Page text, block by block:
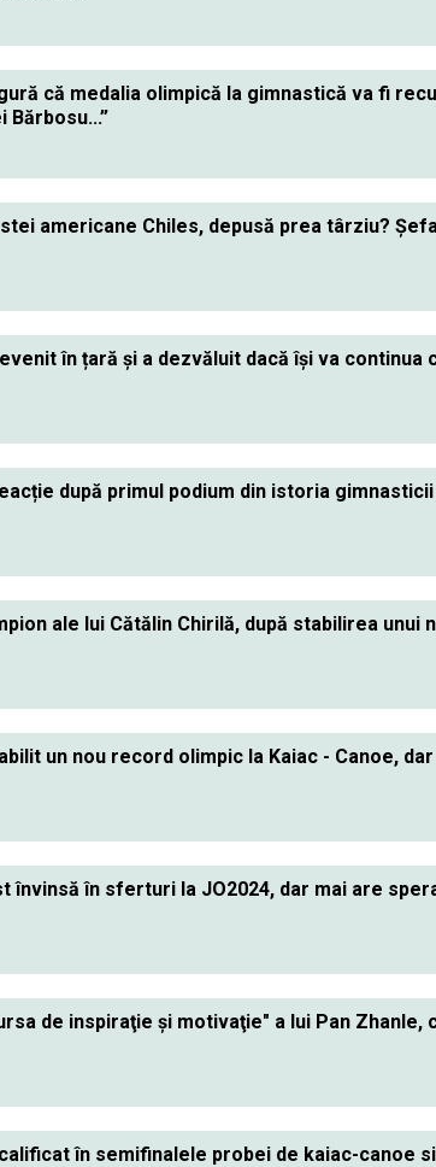
că medalia olimpică la gimnastică va fi
Bărbosu...”
americane Chiles, depusă prea târziu?
în țară și a dezvăluit dacă își va
după primul podium din istoria
ale lui Cătălin Chirilă, după stabilirea
un nou record olimpic la Kaiac - Canoe,
învinsă în sferturi la JO2024, dar mai are
de inspiraţie şi motivaţie" a lui Pan Zhanle,
în semifinalele probei de kaiac-canoe